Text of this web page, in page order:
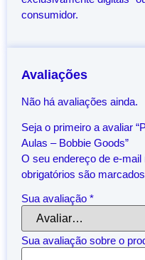
consumidor.
Avaliações
Não há avaliações ainda.
Seja o primeiro a avaliar
Aulas – Bobbie Goods”
O seu endereço de e-mail
obrigatórios são
Sua avaliação *
Sua avaliação sobre o